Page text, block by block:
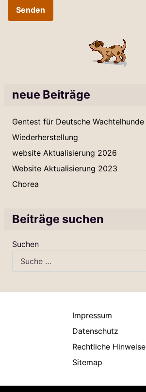
Senden
neue Beiträge
Gentest für Deutsche Wachtelhunde
Wiederherstellung
website Aktualisierung 2026
Website Aktualisierung 2023
Chorea
Beiträge suchen
Suchen
Impressum
Datenschutz
Rechtliche Hinweise
Sitemap